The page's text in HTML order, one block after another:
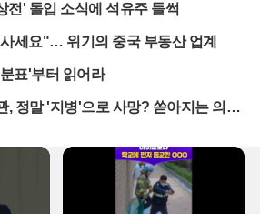
출 상승을 경험했다. 특히 무더위 속에서 조
에 짧은 시간만 익히면 되는 메밀면이나 우
을 줄여준다는 점에서 높은 점수를 받았
용성 덕분에 수요가 몰리고 있다.유명 셰프
요리 경연 프로그램 출연자인 최강록 셰프
평양냉면을 선보여 매출이 전주 대비 15
했다. 전문점 수준의 진한 육수와 고유의 풍
편식의 한계를 뛰어넘었다는 평가다. 스타
전' 돌입 소식에 석유주 들썩
세요"… 위기의 중국 부동산 업계
표'부터 읽어라
, 정말 '지병'으로 사망? 쏟아지는 의혹